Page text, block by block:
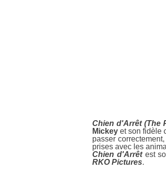
Chien d'Arrêt (The
Mickey et son fidèle
passer
prises avec les
Chien d'Arrêt est
RKO Pictures.